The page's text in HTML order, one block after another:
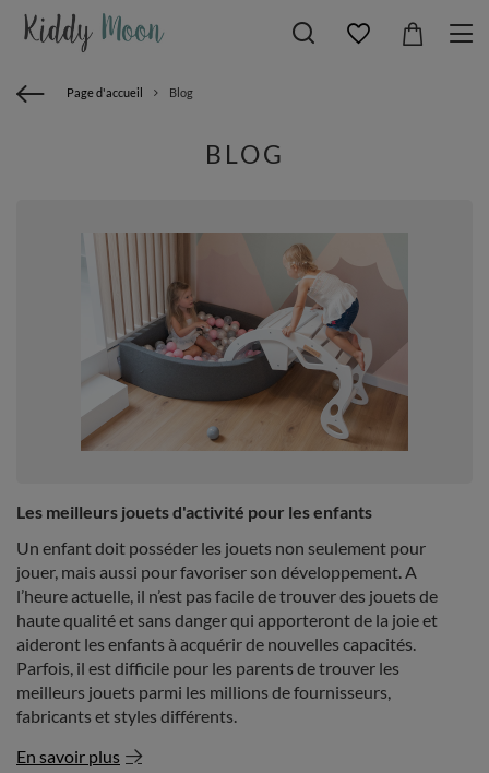
Page d'accueil Blog
BLOG
Les meilleurs jouets d'activité pour les enfants
Un enfant doit posséder les jouets non seulement pour
jouer, mais aussi pour favoriser son développement. A
l’heure actuelle, il n’est pas facile de trouver des jouets de
haute qualité et sans danger qui apporteront de la joie et
aideront les enfants à acquérir de nouvelles capacités.
Parfois, il est difficile pour les parents de trouver les
meilleurs jouets parmi les millions de fournisseurs,
fabricants et styles différents.
En savoir plus